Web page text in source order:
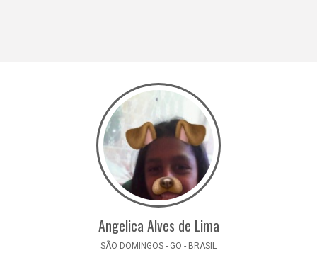
Angelica Alves de Lima
SÃO DOMINGOS - GO - BRASIL